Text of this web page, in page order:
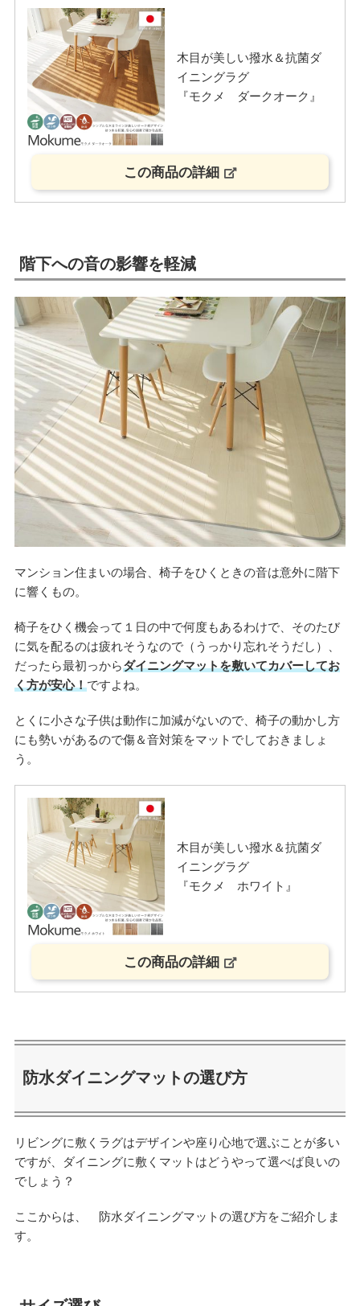
木目が美しい撥水＆抗菌ダ
イニングラグ
『モクメ ダークオーク』
この商品の詳細
階下への音の影響を軽減
マンション住まいの場合、椅子をひくときの音は意外に階下
に響くもの。
椅子をひく機会って１日の中で何度もあるわけで、そのたび
に気を配るのは疲れそうなので（うっかり忘れそうだし）、
だったら最初っからダイニングマットを敷いてカバーしてお
く方が安心！ですよね。
とくに小さな子供は動作に加減がないので、椅子の動かし方
にも勢いがあるので傷＆音対策をマットでしておきましょ
う。
木目が美しい撥水＆抗菌ダ
イニングラグ
『モクメ ホワイト』
この商品の詳細
防水ダイニングマットの選び方
リビングに敷くラグはデザインや座り心地で選ぶことが多い
ですが、ダイニングに敷くマットはどうやって選べば良いの
でしょう？
ここからは、 防水ダイニングマットの選び方をご紹介しま
す。